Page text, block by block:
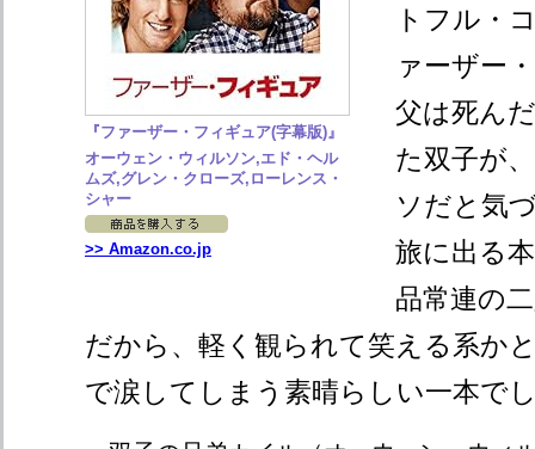
『ファーザー・フィギュア(字幕版)』
オーウェン・ウィルソン,エド・ヘル
ムズ,グレン・クローズ,ローレンス・
シャー
>> Amazon.co.jp
トフル・
ァーザー
父は死ん
た双子が
ソだと気
旅に出る
品常連の
だから、軽く観られて笑える系か
で涙してしまう素晴らしい一本で